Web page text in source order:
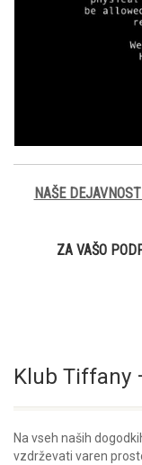
NAŠE
ZA VAŠO
Klub Tiffany
Na vseh naših
vzdrževati varen